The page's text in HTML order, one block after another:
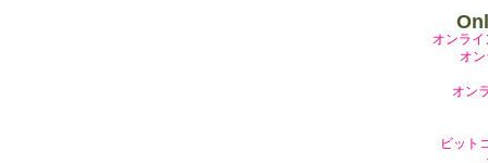
第２条 登録情報
１． ユーザーが、
する登録情報のすべ
オンラ
オ
オン
ビット